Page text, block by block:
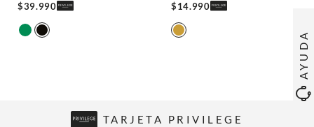
AYUDA
$39.990 $14.990
TARJETA PRIVILEGE